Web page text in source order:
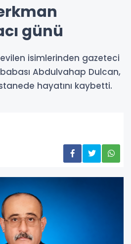
günü
isimlerinden gazeteci
babası Abdulvahap Dulcan,
hayatını kaybetti.